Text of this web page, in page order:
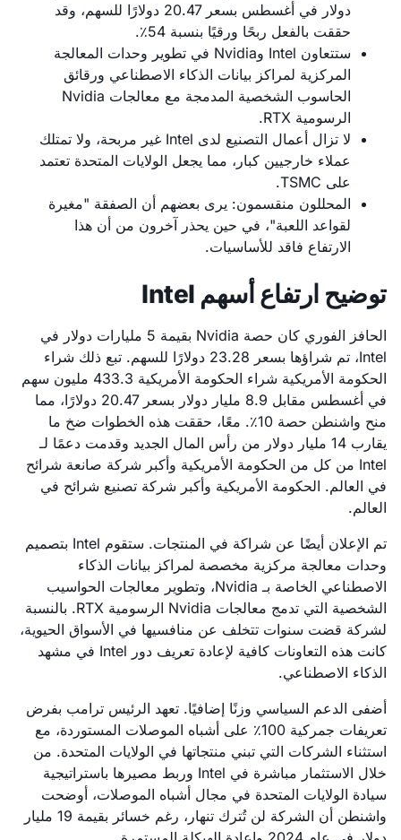
دولار في أغسطس بسعر 20.47 دولارًا للسهم، وقد
حققت بالفعل ربحًا ورقيًا بنسبة 54٪.
ستتعاون Intel وNvidia في تطوير وحدات المعالجة
المركزية لمراكز بيانات الذكاء الاصطناعي ورقائق
الحاسوب الشخصية المدمجة مع معالجات Nvidia
الرسومية RTX.
لا تزال أعمال التصنيع لدى Intel غير مربحة، ولا تمتلك
عملاء خارجيين كبار، مما يجعل الولايات المتحدة تعتمد
على TSMC.
المحللون منقسمون: يرى بعضهم أن الصفقة "مغيرة
لقواعد اللعبة"، في حين يحذر آخرون من أن هذا
الارتفاع فاقد للأساسيات.
توضيح ارتفاع أسهم Intel
الحافز الفوري كان حصة Nvidia بقيمة 5 مليارات دولار في
Intel، تم شراؤها بسعر 23.28 دولارًا للسهم. تبع ذلك شراء
الحكومة الأمريكية شراء الحكومة الأمريكية 433.3 مليون سهم
في أغسطس مقابل 8.9 مليار دولار بسعر 20.47 دولارًا، مما
منح واشنطن حصة 10٪. معًا، حققت هذه الخطوات ضخ ما
يقارب 14 مليار دولار من رأس المال الجديد وقدمت دعمًا لـ
Intel من كل من الحكومة الأمريكية وأكبر شركة صانعة شرائح
في العالم. الحكومة الأمريكية وأكبر شركة تصنيع شرائح في
العالم.
تم الإعلان أيضًا عن شراكة في المنتجات. ستقوم Intel بتصميم
وحدات معالجة مركزية مخصصة لمراكز بيانات الذكاء
الاصطناعي الخاصة بـ Nvidia، وتطوير معالجات الحواسيب
الشخصية التي تدمج معالجات Nvidia الرسومية RTX. بالنسبة
لشركة قضت سنوات تتخلف عن منافسيها في الأسواق الحيوية،
كانت هذه التعاونات كافية لإعادة تعريف دور Intel في مشهد
الذكاء الاصطناعي.
أضفى الدعم السياسي وزنًا إضافيًا. تعهد الرئيس ترامب بفرض
تعريفات جمركية 100٪ على أشباه الموصلات المستوردة، مع
استثناء الشركات التي تبني منتجاتها في الولايات المتحدة. من
خلال الاستثمار مباشرة في Intel وربط مصيرها باستراتيجية
سيادة الولايات المتحدة في مجال أشباه الموصلات، أوضحت
واشنطن أن الشركة لن تُترك تنهار، رغم خسائر بقيمة 19 مليار